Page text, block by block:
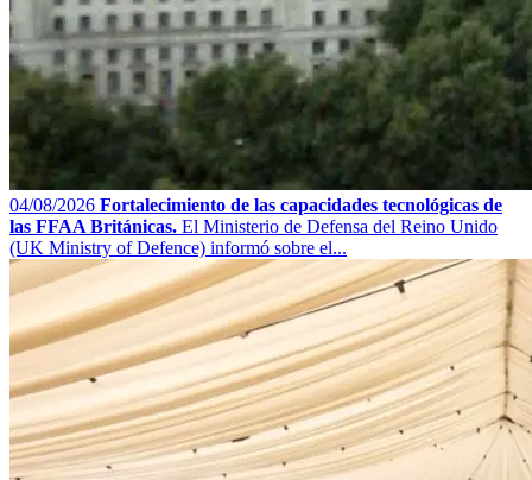
04/08/2026 Fortalecimiento de las capacidades tecnológicas de
las FFAA Británicas. El Ministerio de Defensa del Reino Unido
(UK Ministry of Defence) informó sobre el...